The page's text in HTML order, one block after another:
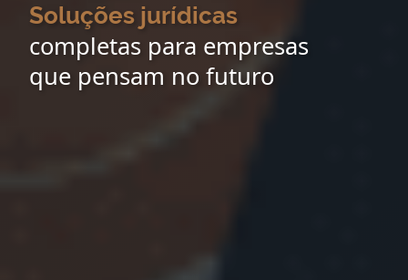
Soluções jurídicas
completas para empresas
que pensam no futuro